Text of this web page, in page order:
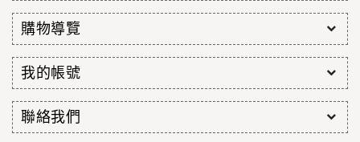
購物導覽
我的帳號
聯絡我們